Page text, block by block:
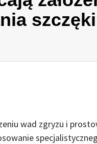
wad zgryzu i